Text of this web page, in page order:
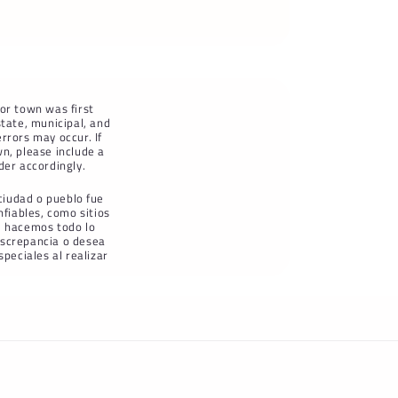
town was first
municipal, and
may occur. If
please include a
accordingly.
o pueblo fue
como sitios
todo lo
o desea
al realizar